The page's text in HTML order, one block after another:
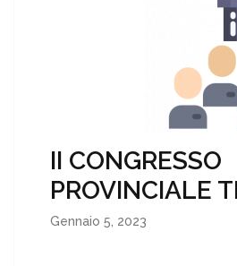
II CONGRESSO
PROVINCIALE
Gennaio 5, 2023